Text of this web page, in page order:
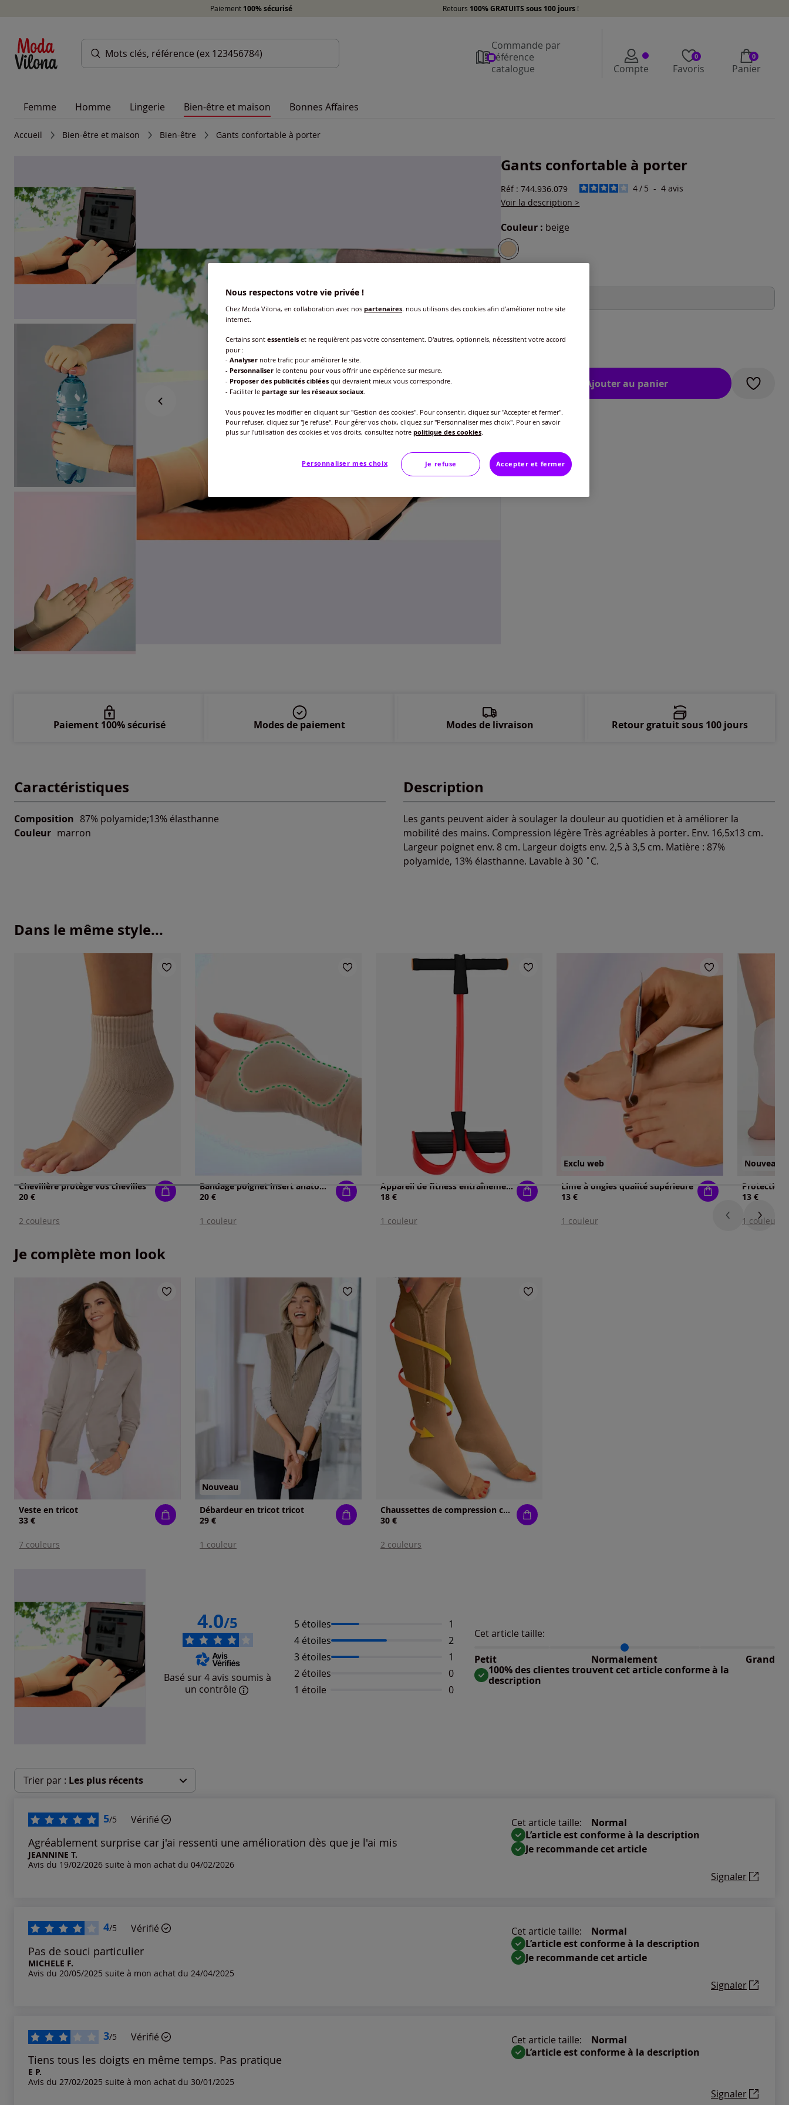
Paiement 100% sécurisé Retours 100% GRATUITS sous 100 jours !
Commande par
référence
catalogue
Compte
0
Favoris
0
Panier
Femme Homme Lingerie Bien-être et maison Bonnes Affaires
Accueil Bien-être et maison Bien-être Gants confortable à porter
Gants confortable à porter
Réf : 744.936.079 4/ 5 - 4avis
Voir la description >
Couleur : beige
18€
Ajouter au panier
Caractéristiques
Composition 87% polyamide;13% élasthanne
Couleur marron
Description
Les gants peuvent aider à soulager la douleur au quotidien et à améliorer la
mobilité des mains. Compression légère Très agréables à porter. Env. 16,5x13 cm.
Largeur poignet env. 8 cm. Largeur doigts env. 2,5 à 3,5 cm. Matière : 87%
polyamide, 13% élasthanne. Lavable à 30 ˚C.
Paiement 100% sécurisé Modes de paiement Modes de livraison Retour gratuit sous 100 jours
Dans le même style...
Chevillère protège vos chevilles
20 €
2 couleurs
Bandage poignet insert anatomique en gel
20 €
1 couleur
Appareil de fitness entraînement des bras et des jambes
18 €
1 couleur
Exclu web
Lime à ongles qualité supérieure
13 €
1 couleur
Nouveau
13 €
1 couleur
Je complète mon look
Veste en tricot
33 €
7 couleurs
Nouveau
Débardeur en tricot tricot
29 €
1 couleur
Chaussettes de compression compression 20-30 mmhg
30 €
2 couleurs
4.0/5
Basé sur 4 avis soumis à
un contrôle
5 étoiles Nombre d'avis :
1
4 étoiles
Nombre d'avis :
2
3 étoiles
Nombre d'avis :
1
2 étoiles
Aucun avis disponible
0
1 étoile
Aucun avis disponible
0
Cet article taille:
Petit
Normalement Grand
Répartition du taillant selon les avis clients
Taille grand : 0%
100% des clientes trouvent cet article conforme à la
description
Trier par : Les plus récents
Les plus anciens
5/5 Vérifié
Agréablement surprise car j'ai ressenti une amélioration dès que je l'ai mis
JEANNINE T.
Avis du 19/02/2026 suite à mon achat du 04/02/2026
Cet article taille:
Normal
L’article est conforme à la description
Je recommande cet article
Signaler
4/5 Vérifié
Pas de souci particulier
MICHELE F.
Avis du 20/05/2025 suite à mon achat du 24/04/2025
Cet article taille:
Normal
L’article est conforme à la description
Je recommande cet article
Signaler
3/5 Vérifié
Tiens tous les doigts en même temps. Pas pratique
E P.
Avis du 27/02/2025 suite à mon achat du 30/01/2025
Cet article taille:
Normal
L’article est conforme à la description
Signaler
Nous respectons votre vie privée !
Chez Moda Vilona, en collaboration avec nos partenaires, nous utilisons des cookies afin d'améliorer notre site
internet.
Certains sont essentiels et ne requièrent pas votre consentement. D'autres, optionnels, nécessitent votre accord
pour :
- Analyser notre trafic pour améliorer le site.
- Personnaliser le contenu pour vous offrir une expérience sur mesure.
- Proposer des publicités ciblées qui devraient mieux vous correspondre.
- Faciliter le partage sur les réseaux sociaux.
Vous pouvez les modifier en cliquant sur "Gestion des cookies". Pour consentir, cliquez sur "Accepter et fermer".
Pour refuser, cliquez sur "Je refuse". Pour gérer vos choix, cliquez sur "Personnaliser mes choix". Pour en savoir
plus sur l'utilisation des cookies et vos droits, consultez notre politique des cookies.
Personnaliser mes choix Je refuse Accepter et fermer